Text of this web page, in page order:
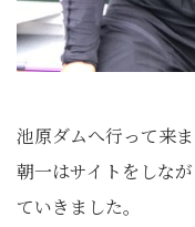
池原ダムへ行って来ま
朝一はサイトをしな
ていきました。